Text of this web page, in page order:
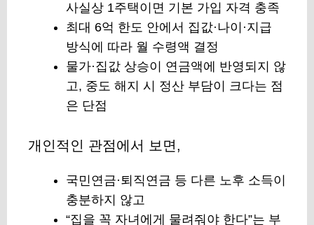
사실상 1주택이면 기본 가입 자격 충족
최대 6억 한도 안에서 집값·나이·지급
방식에 따라 월 수령액 결정
물가·집값 상승이 연금액에 반영되지 않
고, 중도 해지 시 정산 부담이 크다는 점
은 단점
개인적인 관점에서 보면,
국민연금·퇴직연금 등 다른 노후 소득이
충분하지 않고
“집을 꼭 자녀에게 물려줘야 한다”는 부